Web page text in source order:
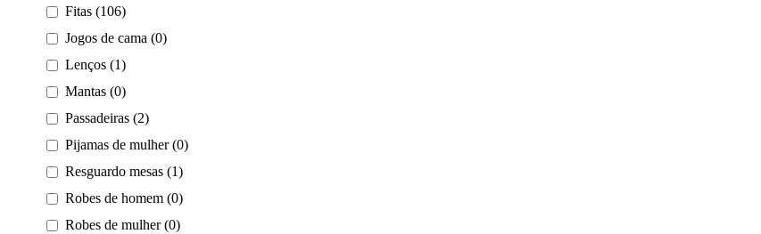
Fitas (106)
Jogos de cama (0)
Lenços (1)
Mantas (0)
Passadeiras (2)
Pijamas de mulher (0)
Resguardo mesas (1)
Robes de homem (0)
Robes de mulher (0)